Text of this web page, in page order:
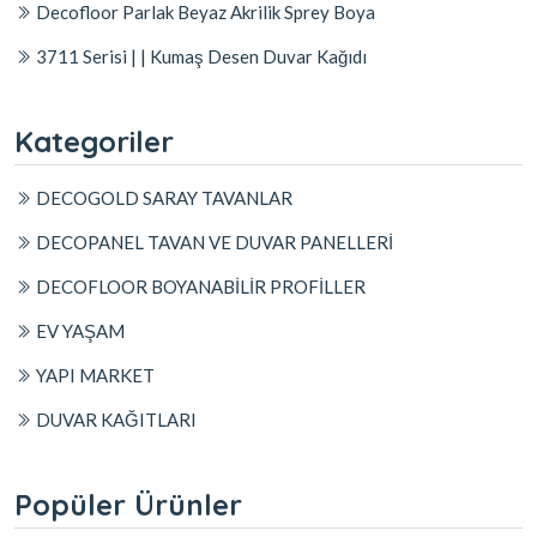
Decofloor Parlak Beyaz Akrilik Sprey Boya
3711 Serisi | | Kumaş Desen Duvar Kağıdı
Kategoriler
DECOGOLD SARAY TAVANLAR
DECOPANEL TAVAN VE DUVAR PANELLERİ
DECOFLOOR BOYANABİLİR PROFİLLER
EV YAŞAM
YAPI MARKET
DUVAR KAĞITLARI
Popüler Ürünler